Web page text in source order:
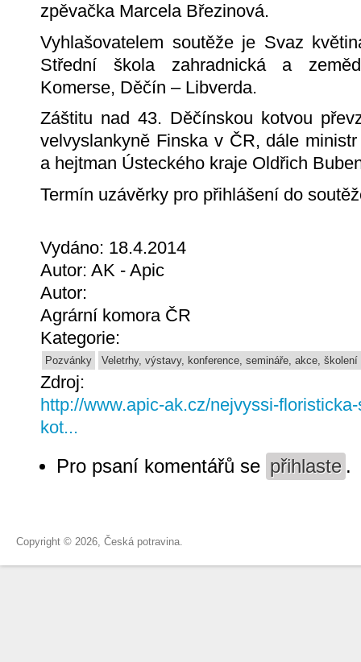
zpěvačka Marcela Březinová.
Vyhlašovatelem soutěže je Svaz
Střední škola zahradnická a
Komerse, Děčín – Libverda.
Záštitu nad 43. Děčínskou kotvou
velvyslankyně Finska v ČR, dále
a hejtman Ústeckého kraje Oldřich
Termín uzávěrky pro přihlášení do
Vydáno: 18.4.2014
Autor: AK - Apic
Autor:
Agrární komora ČR
Kategorie:
Pozvánky Veletrhy, výstavy, konference, semináře, akce, školení
Zdroj:
http://www.apic-ak.cz/nejvyssi-
kot...
Pro psaní komentářů se přihlaste .
Copyright © 2026, Česká potravina.